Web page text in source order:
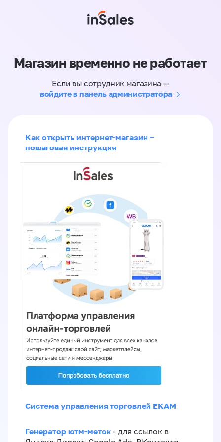
Магазин временно не работает
Если вы сотрудник магазина —
войдите в панель администратора
Как открыть интернет-магазин –
пошаговая инструкция
Система управления торговлей EKAM
Генератор ютм-меток - для ссылок в